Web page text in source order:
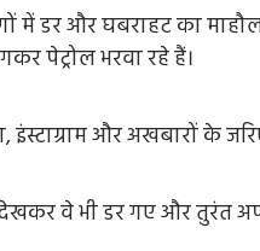
में डर और घबराहट का
पेट्रोल भरवा रहे हैं।
और अखबारों के
वे भी डर गए और तुरंत